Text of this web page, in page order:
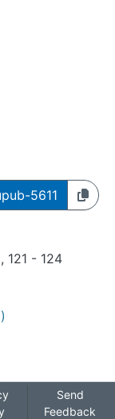
5611
121 - 124
Send
Feedback